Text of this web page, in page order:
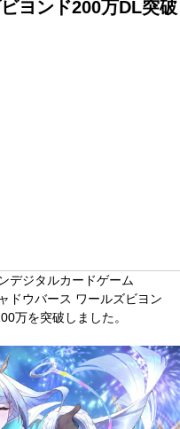
ヨンド200万DL突破
デジタルカードゲーム
ドウバース ワールズビヨン
万を突破しました。